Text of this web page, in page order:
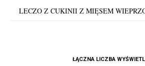
LECZO Z CUKINII Z MIĘSEM
ŁĄCZNA LICZBA